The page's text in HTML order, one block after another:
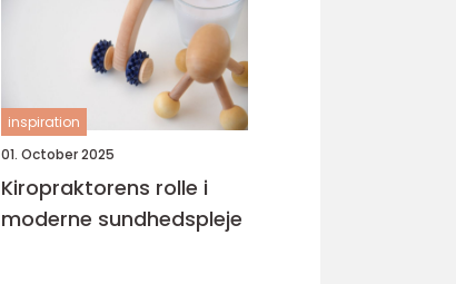
inspiration
01. October 2025
Kiropraktorens rolle i
moderne sundhedspleje